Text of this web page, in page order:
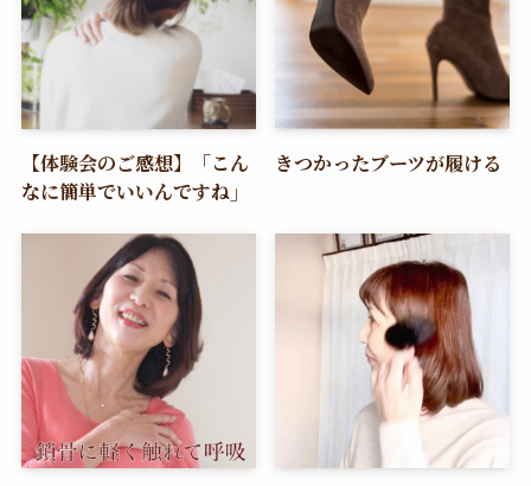
【体験会のご感想】「こん
なに簡単でいいんですね」
きつかったブーツが履ける